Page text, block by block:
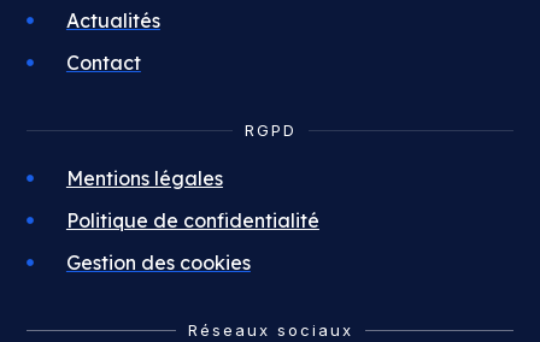
Actualités
Contact
RGPD
Mentions légales
Politique de confidentialité
Gestion des cookies
Réseaux sociaux